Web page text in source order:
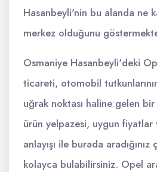
Hasanbeyli'nin bu alanda ne
merkez olduğunu
Osmaniye Hasanbeyli'deki
ticareti, otomobil
uğrak noktası haline gelen
ürün yelpazesi, uygun
anlayışı ile burada aradığınız
kolayca bulabilirsiniz. Opel